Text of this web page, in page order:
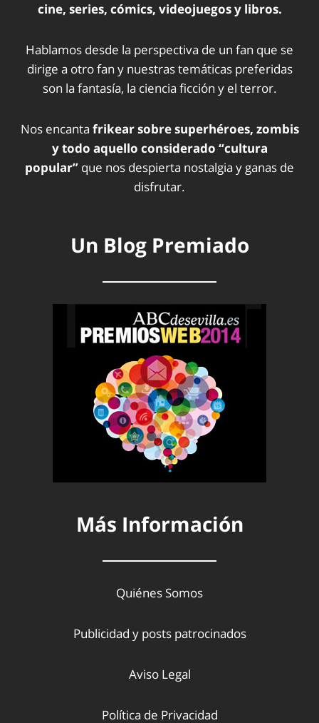
cine, series, cómics, videojuegos y libros.
Hablamos desde la perspectiva de un fan que se
dirige a otro fan y nuestras temáticas preferidas
son la fantasía, la ciencia ficción y el terror.
Nos encanta frikear sobre superhéroes, zombis
y todo aquello considerado “cultura
popular” que nos despierta nostalgia y ganas de
disfrutar.
Un Blog Premiado
Más Información
Quiénes Somos
Publicidad y posts patrocinados
Aviso Legal
Política de Privacidad